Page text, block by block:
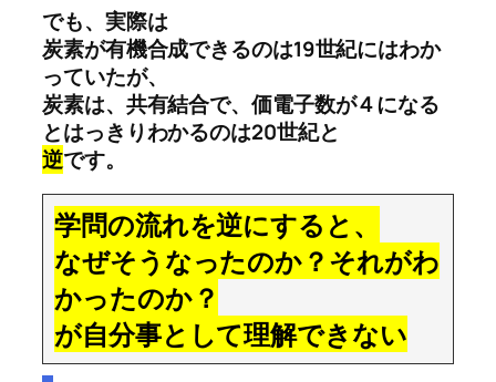
でも、実際は
炭素が有機合成できるのは19世紀にはわか
っていたが、
炭素は、共有結合で、価電子数が４になる
とはっきりわかるのは20世紀と
逆です。
学問の流れを逆にすると、
なぜそうなったのか？それがわ
かったのか？
が自分事として理解できない